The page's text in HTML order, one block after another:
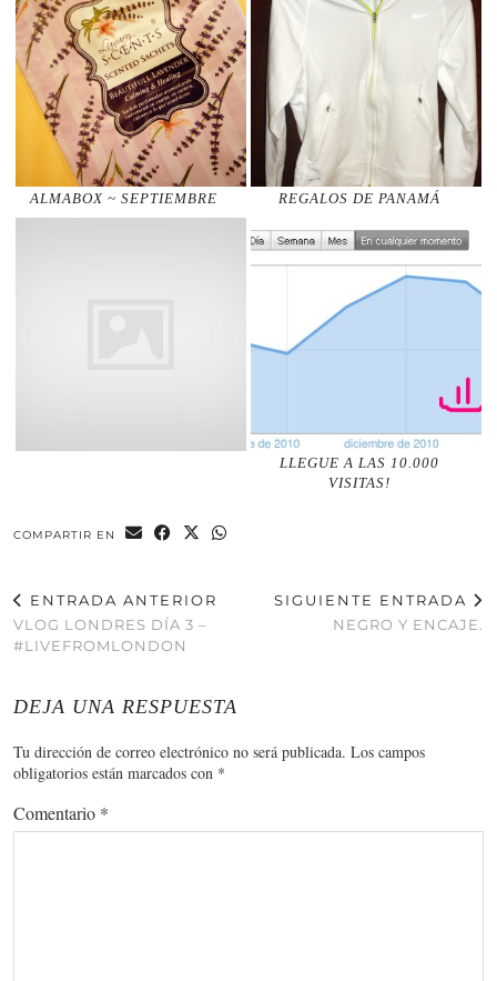
ALMABOX ~ SEPTIEMBRE REGALOS DE PANAMÁ
LLEGUE A LAS 10.000
VISITAS!
COMPARTIR EN
ENTRADA ANTERIOR
VLOG LONDRES DÍA 3 –
#LIVEFROMLONDON
SIGUIENTE ENTRADA
NEGRO Y ENCAJE.
DEJA UNA RESPUESTA
Tu dirección de correo electrónico no será publicada. Los campos
obligatorios están marcados con *
Comentario *